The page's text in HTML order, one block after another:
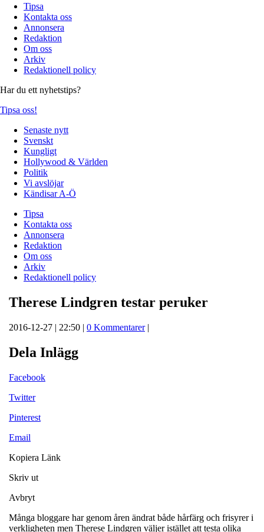
Tipsa
Kontakta oss
Annonsera
Redaktion
Om oss
Arkiv
Redaktionell policy
Har du ett nyhetstips?
Tipsa oss!
Senaste nytt
Svenskt
Kungligt
Hollywood & Världen
Politik
Vi avslöjar
Kändisar A-Ö
Tipsa
Kontakta oss
Annonsera
Redaktion
Om oss
Arkiv
Redaktionell policy
Therese Lindgren testar peruker
2016-12-27 | 22:50 | 0 Kommentarer|
Dela Inlägg
Facebook
Twitter
Pinterest
Email
Kopiera Länk
Skriv ut
Avbryt
Många bloggare har genom åren ändrat både hårfärg och frisyrer i
verkligheten men Therese Lindgren väljer istället att testa olika